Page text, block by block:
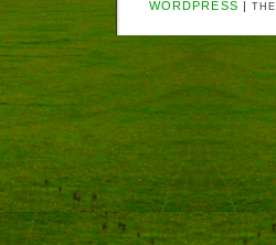
WORDPRESS |